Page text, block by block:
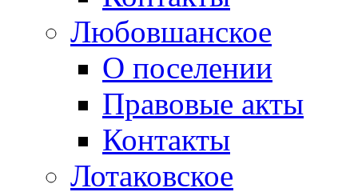
Любовшанское
О поселении
Правовые акты
Контакты
Лотаковское